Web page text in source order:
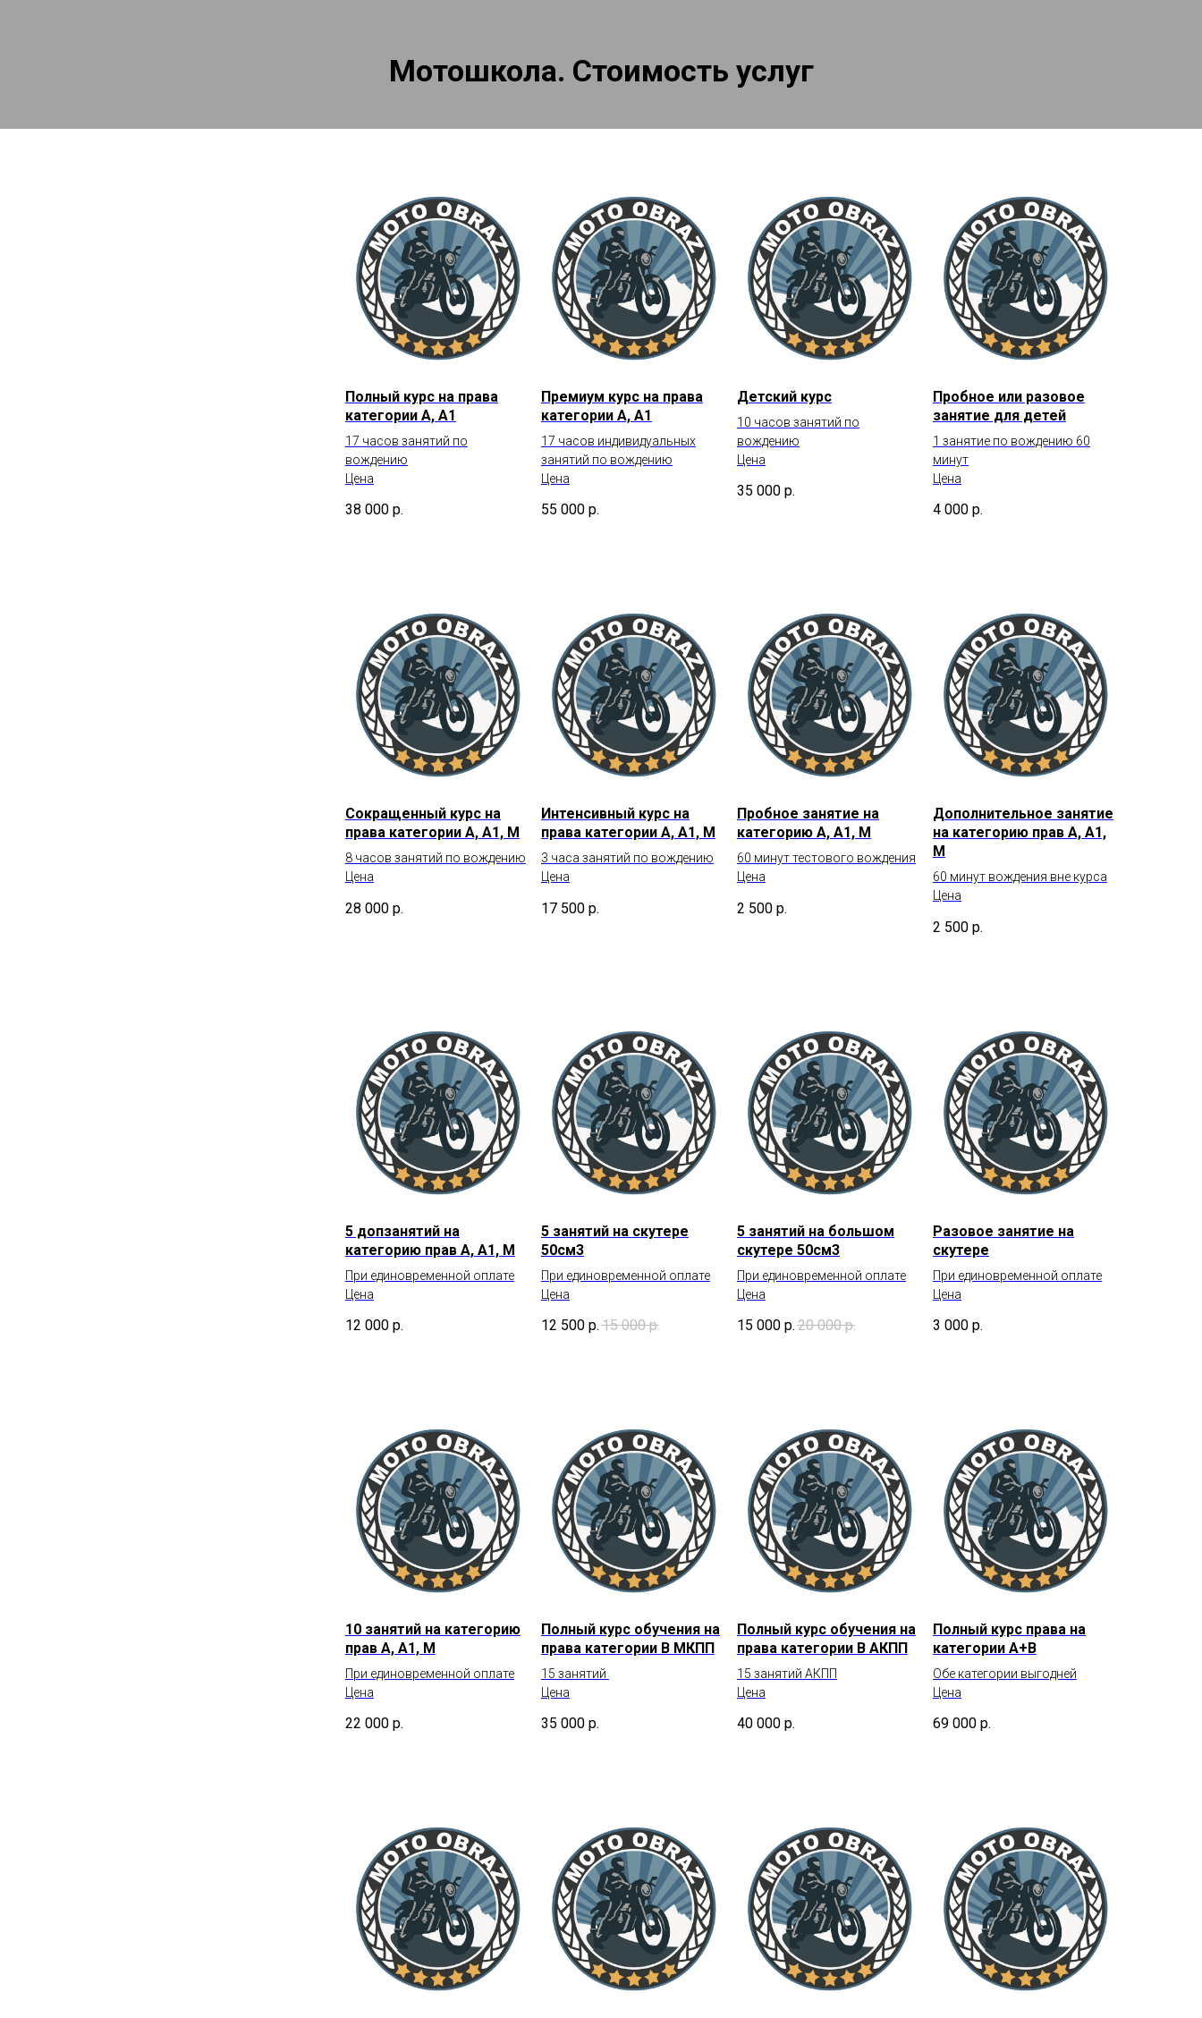
Мотошкола. Стоимость услуг
Полный курс на права
категории А, А1
17 часов занятий по
вождению
Цена
38 000 р.
Премиум курс на права
категории А, А1
17 часов индивидуальных
занятий по вождению
Цена
55 000 р.
Детский курс
10 часов занятий по
вождению
Цена
35 000 р.
Пробное или разовое
занятие для детей
1 занятие по вождению 60
минут
Цена
4 000 р.
Сокращенный курс на
права категории А, А1, М
8 часов занятий по вождению
Цена
28 000 р.
Интенсивный курс на
права категории А, А1, М
3 часа занятий по вождению
Цена
17 500 р.
Пробное занятие на
категорию А, А1, М
60 минут тестового вождения
Цена
2 500 р.
Дополнительное занятие
на категорию прав А, А1,
М
60 минут вождения вне курса
Цена
2 500 р.
5 допзанятий на
категорию прав А, А1, М
При единовременной оплате
Цена
12 000 р.
5 занятий на скутере
50см3
При единовременной оплате
Цена
12 500 р. 15 000 р.
5 занятий на большом
скутере 50см3
При единовременной оплате
Цена
15 000 р. 20 000 р.
Разовое занятие на
скутере
При единовременной оплате
Цена
3 000 р.
10 занятий на категорию
прав А, А1, М
При единовременной оплате
Цена
22 000 р.
Полный курс обучения на
права категории В МКПП
15 занятий
Цена
35 000 р.
Полный курс обучения на
права категории В АКПП
15 занятий АКПП
Цена
40 000 р.
Полный курс права на
категории А+В
Обе категории выгодней
Цена
69 000 р.